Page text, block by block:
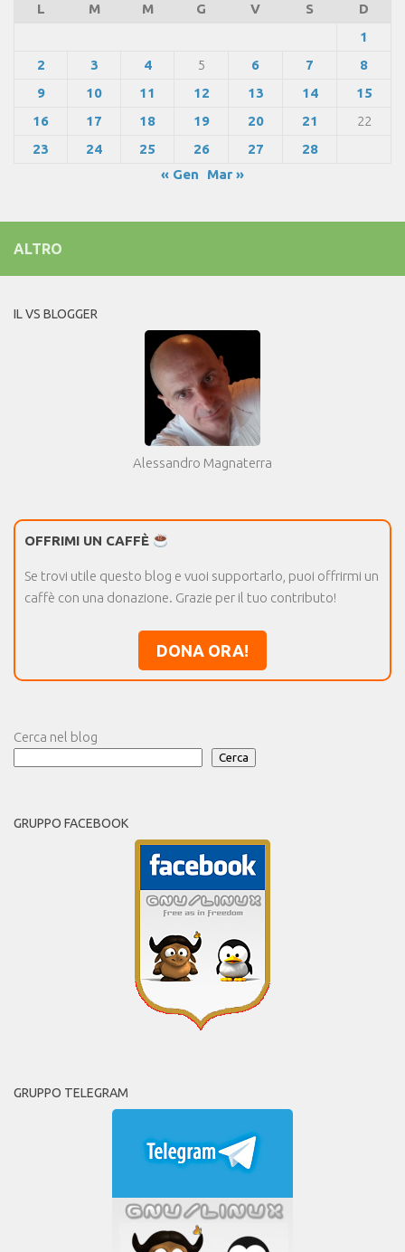
L
M M G V S
D
1
2
3 4 5 6 7
8
9
10 11 12 13 14
15
16
17 18 19 20 21
22
23
24 25 26 27
28
« Gen
Mar »
ALTRO
IL VS BLOGGER
Alessandro Magnaterra
OFFRIMI UN CAFFÈ
Se trovi utile questo blog e vuoi supportarlo, puoi offrirmi un
caffè con una donazione. Grazie per il tuo contributo!
DONA ORA!
Cerca nel blog
Cerca
GRUPPO FACEBOOK
GRUPPO TELEGRAM